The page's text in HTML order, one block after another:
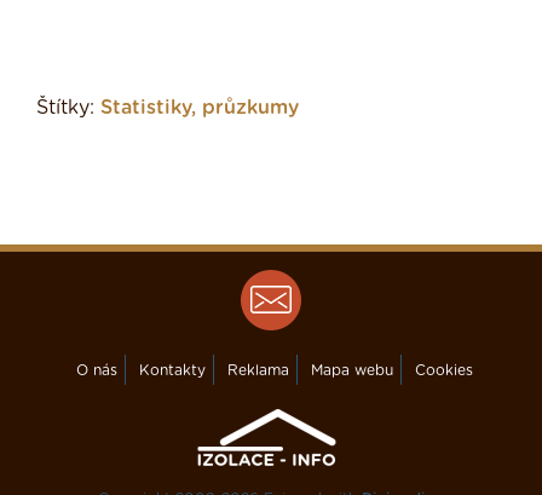
Štítky: Statistiky, průzkumy
O nás Kontakty Reklama Mapa webu Cookies